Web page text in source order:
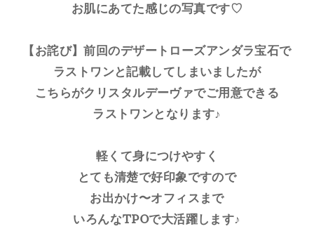
お肌にあてた感じの写真です♡
【お詫び】前回のデザートローズアンダラ宝石で
ラストワンと記載してしまいましたが
こちらがクリスタルデーヴァでご用意できる
ラストワンとなります♪
軽くて身につけやすく
とても清楚で好印象ですので
お出かけ〜オフィスまで
いろんなTPOで大活躍します♪